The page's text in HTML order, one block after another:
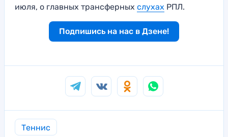
июля, о главных трансферных слухах РПЛ.
Подпишись на нас в Дзене!
Теннис